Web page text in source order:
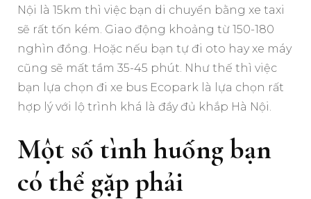
Nội là 15km thì việc bạn di chuyển bằng xe taxi
sẽ rất tốn kém. Giao động khoảng từ 150-180
nghìn đồng. Hoặc nếu bạn tự đi oto hay xe máy
cũng sẽ mất tầm 35-45 phút. Như thế thì việc
bạn lựa chọn đi xe bus Ecopark là lựa chọn rất
hợp lý với lộ trình khá là đầy đủ khắp Hà Nội.
Một số tình huống bạn
có thể gặp phải